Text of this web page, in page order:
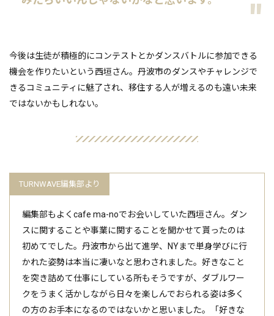
今後は生徒が積極的にコンテストとかダンスバトルに参加できる
機会を作りたいという西垣さん。丹波市のダンスやチャレンジで
きるコミュニティに魅了され、移住する人が増えるのも遠い未来
ではないかもしれない。
編集部もよくcafe ma-noでお会いしていた西垣さん。ダン
スに関することや事業に関することを聞かせて貰ったのは
初めてでした。丹波市から出て進学、NYまで単身学びに行
かれた姿勢は本当に凄いなと思わされました。好きなこと
を突き詰めて仕事にしている所もそうですが、ダブルワー
クをうまく活かしながら日々を楽しんでおられる姿は多く
の方のお手本になるのではないかと思いました。「好きな